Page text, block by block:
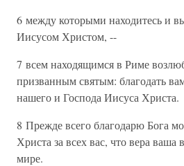
6 между которыми находитесь и
Иисусом Христом, --
7 всем находящимся в Риме
призванным святым: благодать
нашего и Господа Иисуса Христа.
8 Прежде всего благодарю Бога
Христа за всех вас, что вера ваша
мире.